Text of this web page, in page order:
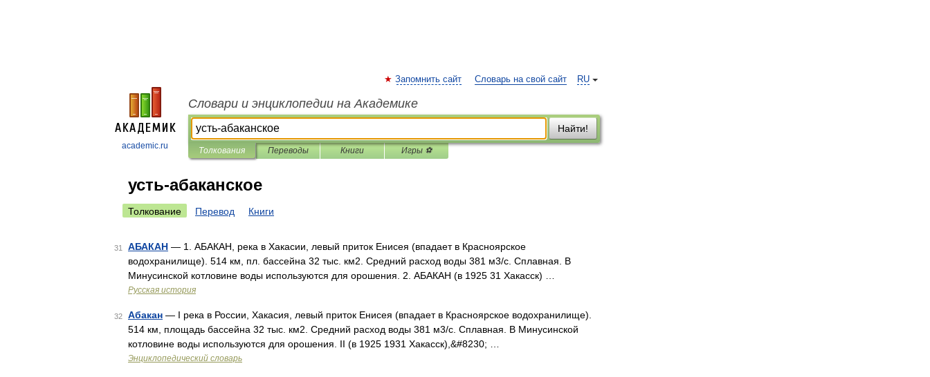
academic.ru
RU
Запомнить сайт Словарь на свой сайт
Словари и энциклопедии на Академике
Найти!
Толкования Переводы Книги Игры ⚽
усть-абаканское
Толкование Перевод Книги
31 АБАКАН — 1. АБАКАН, река в Хакасии, левый приток Енисея (впадает в Красноярское
водохранилище). 514 км, пл. бассейна 32 тыс. км2. Средний расход воды 381 м3/с. Сплавная. В
Минусинской котловине воды используются для орошения. 2. АБАКАН (в 1925 31 Хакасск) …
Русская история
32 Абакан — I река в России, Хакасия, левый приток Енисея (впадает в Красноярское водохранилище).
514 км, площадь бассейна 32 тыс. км2. Средний расход воды 381 м3/с. Сплавная. В Минусинской
котловине воды используются для орошения. II (в 1925 1931 Хакасск),&#8230; …
Энциклопедический словарь